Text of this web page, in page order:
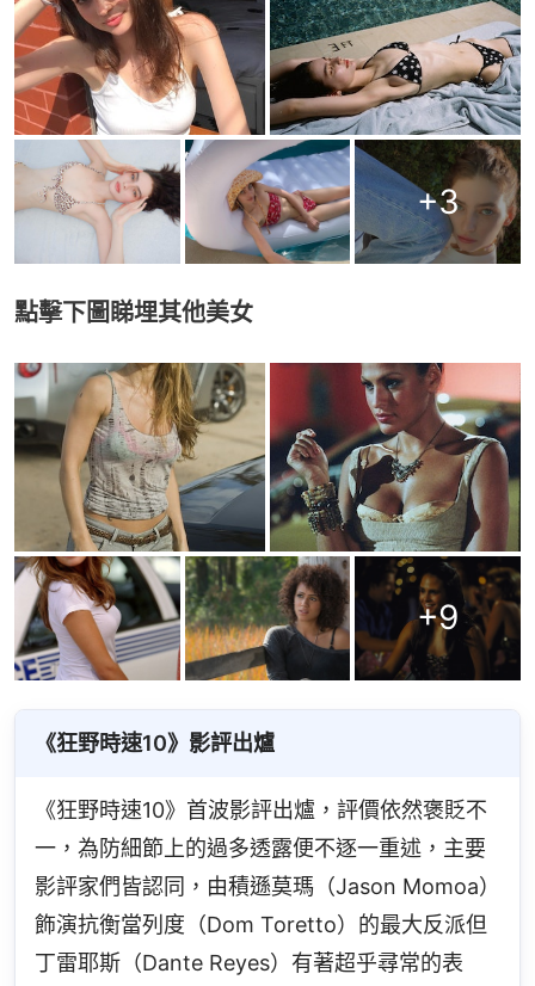
+3
點擊下圖睇埋其他美女
+9
《狂野時速10》影評出爐
《狂野時速10》首波影評出爐，評價依然褒貶不
一，為防細節上的過多透露便不逐一重述，主要
影評家們皆認同，由積遜莫瑪（Jason Momoa）
飾演抗衡當列度（Dom Toretto）的最大反派但
丁雷耶斯（Dante Reyes）有著超乎尋常的表